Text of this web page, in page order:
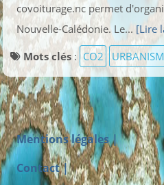
covoiturage.nc permet
Nouvelle-Calédonie. Le... [Lire
Mots clés : CO2
Mentions légales |
Contact |